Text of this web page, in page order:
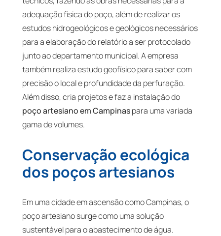
adequação física do poço, além de realizar os
estudos hidrogeológicos e geológicos necessários
para a elaboração do relatório a ser protocolado
junto ao departamento municipal. A empresa
também realiza estudo geofísico para saber com
precisão o local e profundidade da perfuração.
Além disso, cria projetos e faz a instalação do
poço artesiano em Campinaspara uma variada
gama de volumes.
Conservação ecológica
dos poços artesianos
Em uma cidade em ascensão como Campinas, o
poço artesiano surge como uma solução
sustentável para o abastecimento de água.